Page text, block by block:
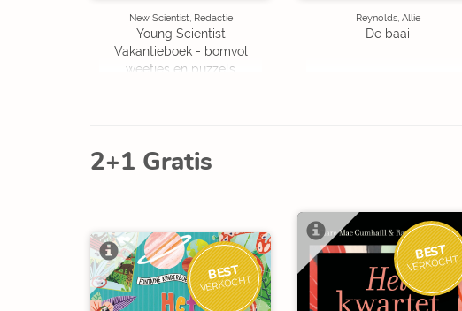
New Scientist, Redactie
Young Scientist
Vakantieboek - bomvol
weetjes en puzzels
Reynolds, Allie
De baai
2+1 Gratis
BEST
VERKOCHT
BEST
VERKOCHT